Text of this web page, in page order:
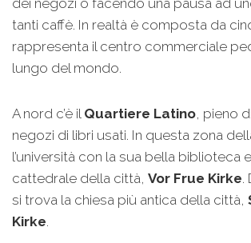
dei negozi o facendo una pausa ad
tanti caffè. In realtà è composta da
rappresenta il centro commerciale
lungo del mondo.
A nord c’è il Quartiere Latino, pieno
negozi di libri usati. In questa zona
l’università con la sua bella biblioteca
cattedrale della città, Vor Frue Kirke.
si trova la chiesa più antica della città,
Kirke.